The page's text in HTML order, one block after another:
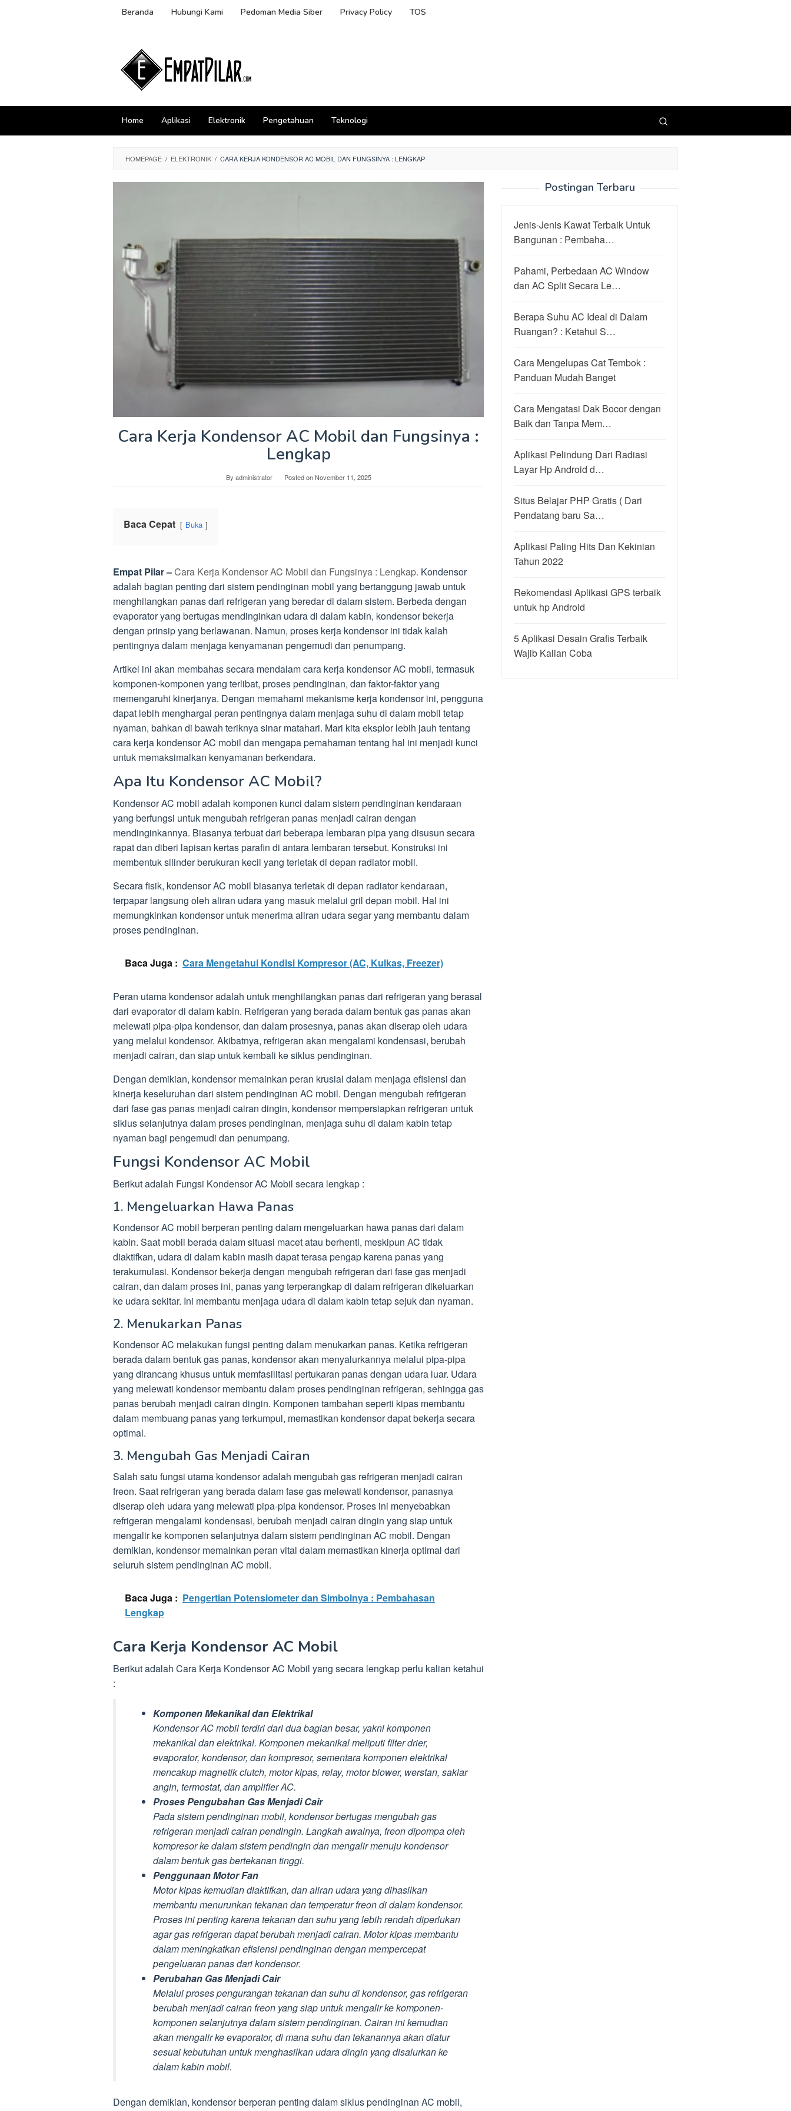
Beranda Hubungi Kami Pedoman Media Siber Privacy Policy TOS
Home Aplikasi Elektronik Pengetahuan Teknologi
HOMEPAGE / ELEKTRONIK / CARA KERJA KONDENSOR AC MOBIL DAN FUNGSINYA : LENGKAP
Cara Kerja Kondensor AC Mobil dan Fungsinya :
Lengkap
By administrator Posted onNovember 11, 2025
Baca Cepat Buka
Empat Pilar –Cara Kerja Kondensor AC Mobil dan Fungsinya : Lengkap. Kondensor
adalah bagian penting dari sistem pendinginan mobil yang bertanggung jawab untuk
menghilangkan panas dari refrigeran yang beredar di dalam sistem. Berbeda dengan
evaporator yang bertugas mendinginkan udara di dalam kabin, kondensor bekerja
dengan prinsip yang berlawanan. Namun, proses kerja kondensor ini tidak kalah
pentingnya dalam menjaga kenyamanan pengemudi dan penumpang.
Artikel ini akan membahas secara mendalam cara kerja kondensor AC mobil, termasuk
komponen-komponen yang terlibat, proses pendinginan, dan faktor-faktor yang
memengaruhi kinerjanya. Dengan memahami mekanisme kerja kondensor ini, pengguna
dapat lebih menghargai peran pentingnya dalam menjaga suhu di dalam mobil tetap
nyaman, bahkan di bawah teriknya sinar matahari. Mari kita eksplor lebih jauh tentang
cara kerja kondensor AC mobil dan mengapa pemahaman tentang hal ini menjadi kunci
untuk memaksimalkan kenyamanan berkendara.
Apa Itu Kondensor AC Mobil?
Kondensor AC mobil adalah komponen kunci dalam sistem pendinginan kendaraan
yang berfungsi untuk mengubah refrigeran panas menjadi cairan dengan
mendinginkannya. Biasanya terbuat dari beberapa lembaran pipa yang disusun secara
rapat dan diberi lapisan kertas parafin di antara lembaran tersebut. Konstruksi ini
membentuk silinder berukuran kecil yang terletak di depan radiator mobil.
Secara fisik, kondensor AC mobil biasanya terletak di depan radiator kendaraan,
terpapar langsung oleh aliran udara yang masuk melalui gril depan mobil. Hal ini
memungkinkan kondensor untuk menerima aliran udara segar yang membantu dalam
proses pendinginan.
Baca Juga : Cara Mengetahui Kondisi Kompresor (AC, Kulkas, Freezer)
Peran utama kondensor adalah untuk menghilangkan panas dari refrigeran yang berasal
dari evaporator di dalam kabin. Refrigeran yang berada dalam bentuk gas panas akan
melewati pipa-pipa kondensor, dan dalam prosesnya, panas akan diserap oleh udara
yang melalui kondensor. Akibatnya, refrigeran akan mengalami kondensasi, berubah
menjadi cairan, dan siap untuk kembali ke siklus pendinginan.
Dengan demikian, kondensor memainkan peran krusial dalam menjaga efisiensi dan
kinerja keseluruhan dari sistem pendinginan AC mobil. Dengan mengubah refrigeran
dari fase gas panas menjadi cairan dingin, kondensor mempersiapkan refrigeran untuk
siklus selanjutnya dalam proses pendinginan, menjaga suhu di dalam kabin tetap
nyaman bagi pengemudi dan penumpang.
Fungsi Kondensor AC Mobil
Berikut adalah Fungsi Kondensor AC Mobil secara lengkap :
1. Mengeluarkan Hawa Panas
Kondensor AC mobil berperan penting dalam mengeluarkan hawa panas dari dalam
kabin. Saat mobil berada dalam situasi macet atau berhenti, meskipun AC tidak
diaktifkan, udara di dalam kabin masih dapat terasa pengap karena panas yang
terakumulasi. Kondensor bekerja dengan mengubah refrigeran dari fase gas menjadi
cairan, dan dalam proses ini, panas yang terperangkap di dalam refrigeran dikeluarkan
ke udara sekitar. Ini membantu menjaga udara di dalam kabin tetap sejuk dan nyaman.
2. Menukarkan Panas
Kondensor AC melakukan fungsi penting dalam menukarkan panas. Ketika refrigeran
berada dalam bentuk gas panas, kondensor akan menyalurkannya melalui pipa-pipa
yang dirancang khusus untuk memfasilitasi pertukaran panas dengan udara luar. Udara
yang melewati kondensor membantu dalam proses pendinginan refrigeran, sehingga gas
panas berubah menjadi cairan dingin. Komponen tambahan seperti kipas membantu
dalam membuang panas yang terkumpul, memastikan kondensor dapat bekerja secara
optimal.
3. Mengubah Gas Menjadi Cairan
Salah satu fungsi utama kondensor adalah mengubah gas refrigeran menjadi cairan
freon. Saat refrigeran yang berada dalam fase gas melewati kondensor, panasnya
diserap oleh udara yang melewati pipa-pipa kondensor. Proses ini menyebabkan
refrigeran mengalami kondensasi, berubah menjadi cairan dingin yang siap untuk
mengalir ke komponen selanjutnya dalam sistem pendinginan AC mobil. Dengan
demikian, kondensor memainkan peran vital dalam memastikan kinerja optimal dari
seluruh sistem pendinginan AC mobil.
Baca Juga : Pengertian Potensiometer dan Simbolnya : Pembahasan
Lengkap
Cara Kerja Kondensor AC Mobil
Berikut adalah Cara Kerja Kondensor AC Mobil yang secara lengkap perlu kalian ketahui
:
Komponen Mekanikal dan Elektrikal
Kondensor AC mobil terdiri dari dua bagian besar, yakni komponen
mekanikal dan elektrikal. Komponen mekanikal meliputi filter drier,
evaporator, kondensor, dan kompresor, sementara komponen elektrikal
mencakup magnetik clutch, motor kipas, relay, motor blower, werstan, saklar
angin, termostat, dan amplifier AC.
Proses Pengubahan Gas Menjadi Cair
Pada sistem pendinginan mobil, kondensor bertugas mengubah gas
refrigeran menjadi cairan pendingin. Langkah awalnya, freon dipompa oleh
kompresor ke dalam sistem pendingin dan mengalir menuju kondensor
dalam bentuk gas bertekanan tinggi.
Penggunaan Motor Fan
Motor kipas kemudian diaktifkan, dan aliran udara yang dihasilkan
membantu menurunkan tekanan dan temperatur freon di dalam kondensor.
Proses ini penting karena tekanan dan suhu yang lebih rendah diperlukan
agar gas refrigeran dapat berubah menjadi cairan. Motor kipas membantu
dalam meningkatkan efisiensi pendinginan dengan mempercepat
pengeluaran panas dari kondensor.
Perubahan Gas Menjadi Cair
Melalui proses pengurangan tekanan dan suhu di kondensor, gas refrigeran
berubah menjadi cairan freon yang siap untuk mengalir ke komponen-
komponen selanjutnya dalam sistem pendinginan. Cairan ini kemudian
akan mengalir ke evaporator, di mana suhu dan tekanannya akan diatur
sesuai kebutuhan untuk menghasilkan udara dingin yang disalurkan ke
dalam kabin mobil.
Dengan demikian, kondensor berperan penting dalam siklus pendinginan AC mobil,
Postingan Terbaru
Jenis-Jenis Kawat Terbaik Untuk
Bangunan : Pembaha…
Pahami, Perbedaan AC Window
dan AC Split Secara Le…
Berapa Suhu AC Ideal di Dalam
Ruangan? : Ketahui S…
Cara Mengelupas Cat Tembok :
Panduan Mudah Banget
Cara Mengatasi Dak Bocor dengan
Baik dan Tanpa Mem…
Aplikasi Pelindung Dari Radiasi
Layar Hp Android d…
Situs Belajar PHP Gratis ( Dari
Pendatang baru Sa…
Aplikasi Paling Hits Dan Kekinian
Tahun 2022
Rekomendasi Aplikasi GPS terbaik
untuk hp Android
5 Aplikasi Desain Grafis Terbaik
Wajib Kalian Coba